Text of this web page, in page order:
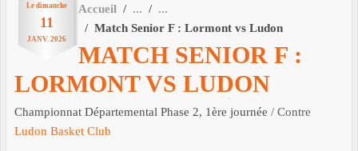
Le dimanche
11
JANV. 2026
Accueil
Match Senior F : Lormont vs Ludon
MATCH SENIOR F :
LORMONT VS LUDON
Championnat Départemental Phase 2, 1ère journée / Contre
Ludon Basket Club